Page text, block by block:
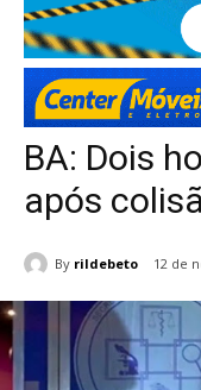
BA: Dois
após
By rildebeto 12 de